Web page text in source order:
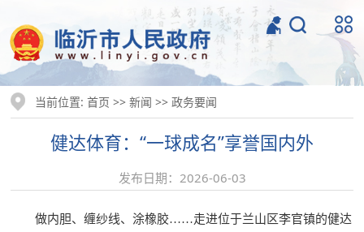
当前位置:首页 >>新闻 >>政务要闻
健达体育：“一球成名”享誉国内外
发布日期：2026-06-03
做内胆、缠纱线、涂橡胶……走进位于兰山区李官镇的健达